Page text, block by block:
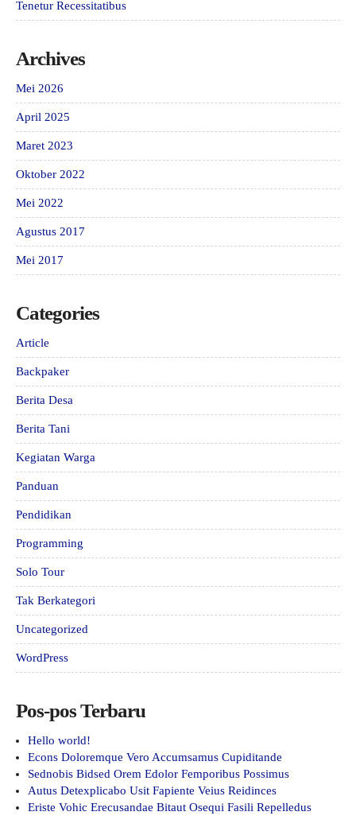
Tenetur Recessitatibus
Archives
Mei 2026
April 2025
Maret 2023
Oktober 2022
Mei 2022
Agustus 2017
Mei 2017
Categories
Article
Backpaker
Berita Desa
Berita Tani
Kegiatan Warga
Panduan
Pendidikan
Programming
Solo Tour
Tak Berkategori
Uncategorized
WordPress
Pos-pos Terbaru
Hello world!
Econs Doloremque Vero Accumsamus Cupiditande
Sednobis Bidsed Orem Edolor Femporibus Possimus
Autus Detexplicabo Usit Fapiente Veius Reidinces
Eriste Vohic Erecusandae Bitaut Osequi Fasili Repelledus